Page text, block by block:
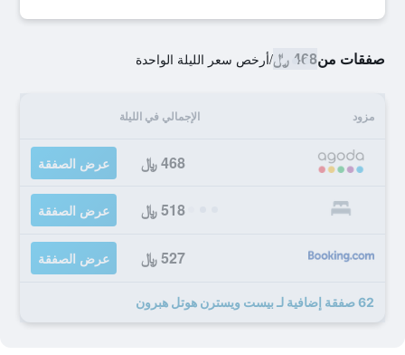
صفقات من468 ﷼ /أرخص سعر الليلة الواحدة
مزود الإجمالي في الليلة
468 ﷼ عرض الصفقة
518 ﷼ عرض الصفقة
527 ﷼ عرض الصفقة
62 صفقة إضافية لـ بيست ويسترن هوتل هبرون